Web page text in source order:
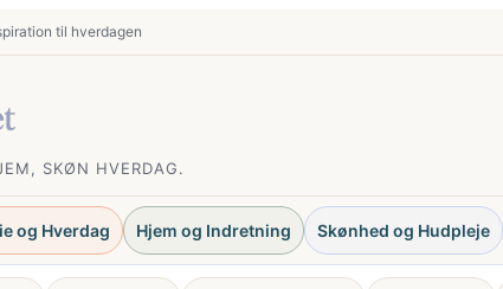
hver uge
SKØN HVERDAG.
og Hverdag Hjem og Indretning Skønhed og Hudpleje